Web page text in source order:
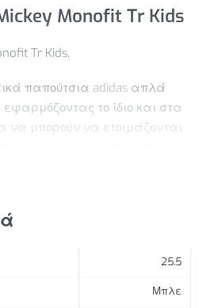
Monofit Tr Kids
Tr Kids.
παπούτσια adidas απλά
το ίδιο και στα
να μπορούν να ετοιμάζονται
άνεση, ενώ η εύκαμπτη
τα παπούτσια κάνουν τις
25.5
Μπλε